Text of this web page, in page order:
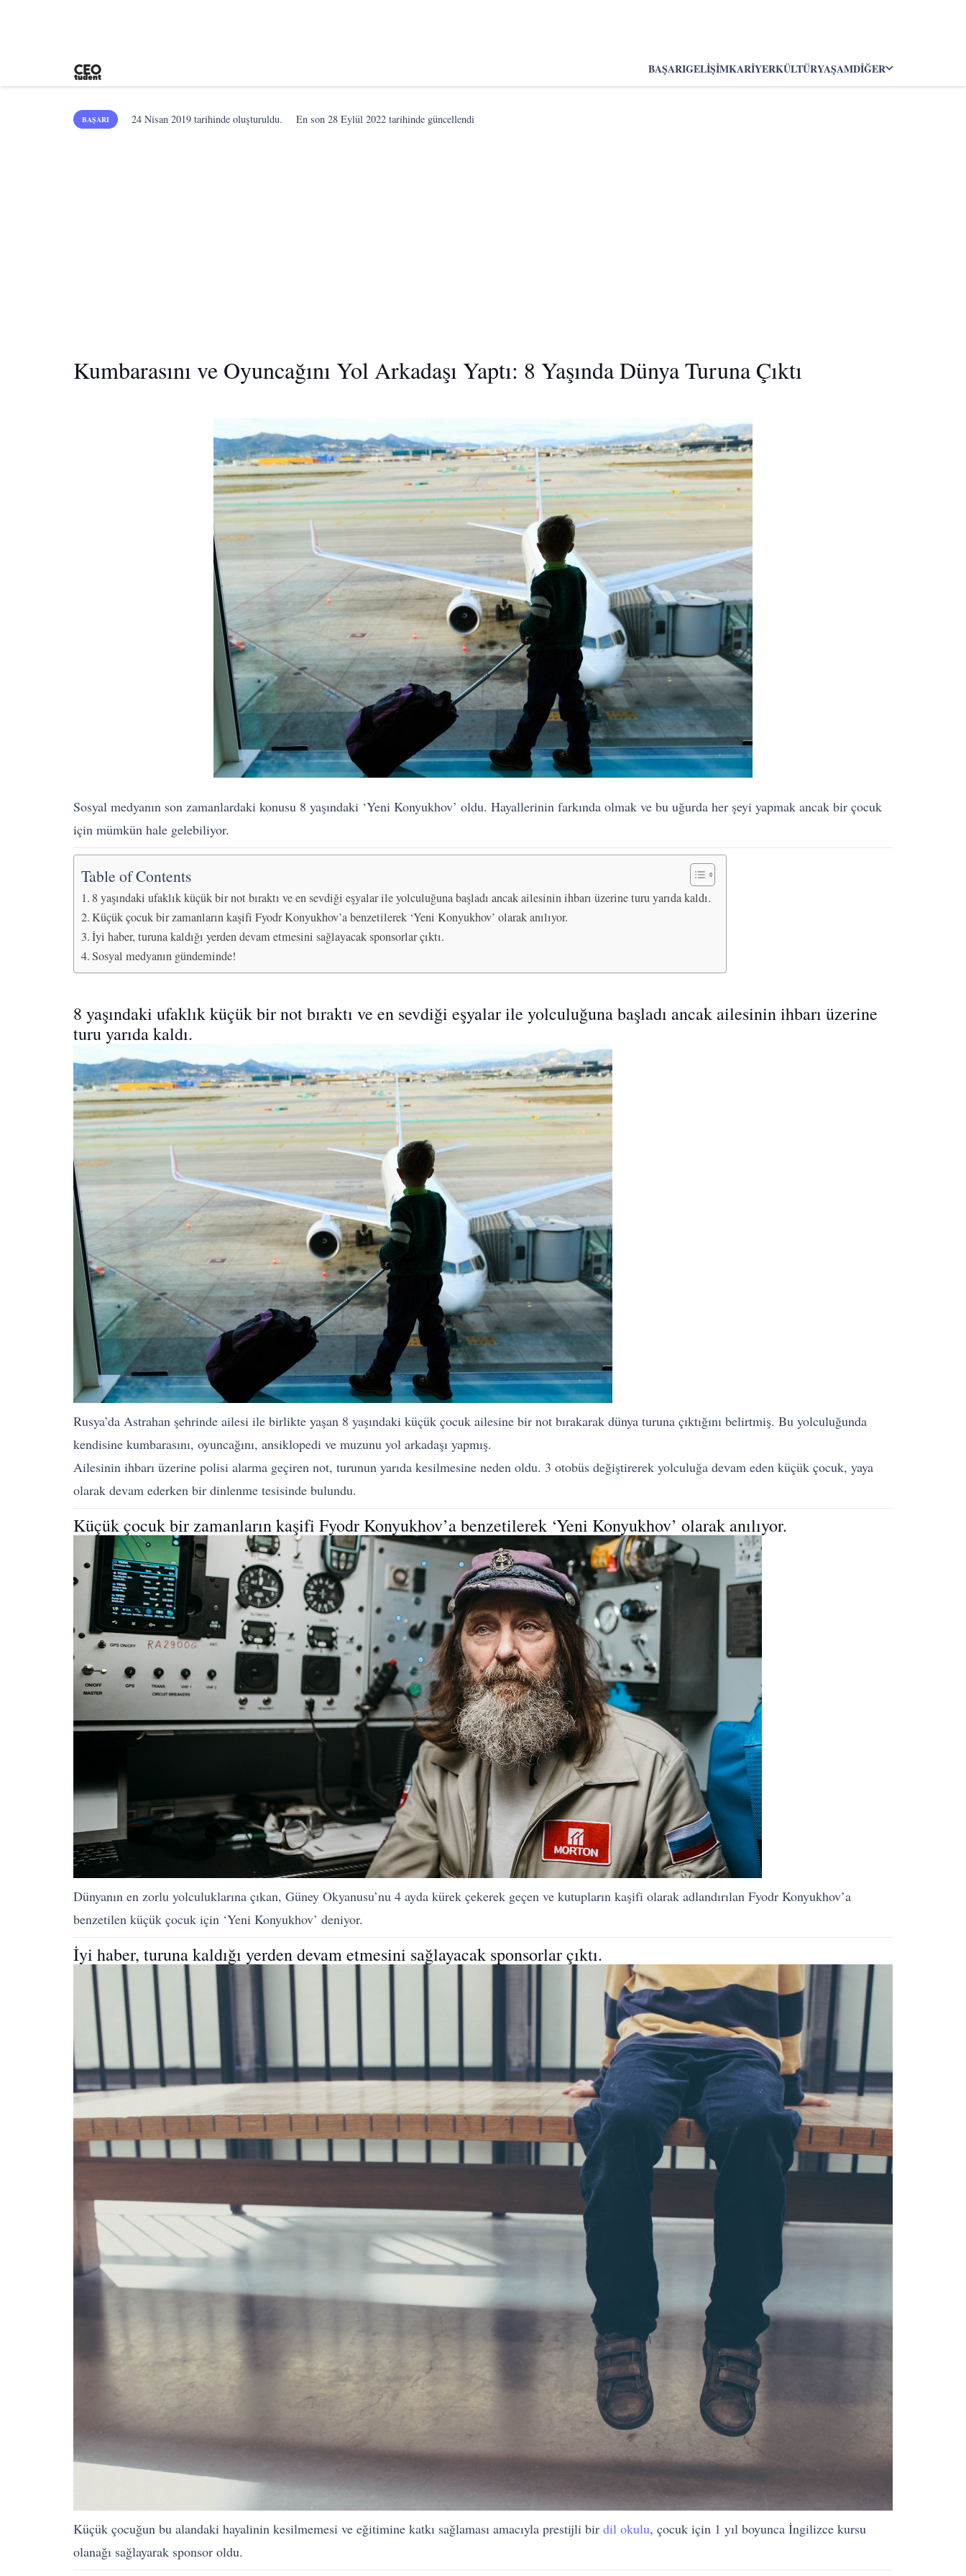
BAŞARIGELIŞIMKARIYERKÜLTÜRYAŞAMDIĞER
BAŞARI 24 Nisan 2019 tarihinde oluşturuldu. En son28 Eylül 2022 tarihinde güncellendi
Kumbarasını ve Oyuncağını Yol Arkadaşı Yaptı: 8 Yaşında Dünya Turuna Çıktı
Sosyal medyanın son zamanlardaki konusu 8 yaşındaki ‘Yeni Konyukhov’ oldu. Hayallerinin farkında olmak ve bu uğurda her şeyi yapmak ancak bir çocuk
için mümkün hale gelebiliyor.
Table of Contents
8 yaşındaki ufaklık küçük bir not bıraktı ve en sevdiği eşyalar ile yolculuğuna başladı ancak ailesinin ihbarı üzerine turu yarıda kaldı.
Küçük çocuk bir zamanların kaşifi Fyodr Konyukhov’a benzetilerek ‘Yeni Konyukhov’ olarak anılıyor.
İyi haber, turuna kaldığı yerden devam etmesini sağlayacak sponsorlar çıktı.
Sosyal medyanın gündeminde!
8 yaşındaki ufaklık küçük bir not bıraktı ve en sevdiği eşyalar ile yolculuğuna başladı ancak ailesinin ihbarı üzerine
turu yarıda kaldı.
Rusya’da Astrahan şehrinde ailesi ile birlikte yaşan 8 yaşındaki küçük çocuk ailesine bir not bırakarak dünya turuna çıktığını belirtmiş. Bu yolculuğunda
kendisine kumbarasını, oyuncağını, ansiklopedi ve muzunu yol arkadaşı yapmış.
Ailesinin ihbarı üzerine polisi alarma geçiren not, turunun yarıda kesilmesine neden oldu. 3 otobüs değiştirerek yolculuğa devam eden küçük çocuk, yaya
olarak devam ederken bir dinlenme tesisinde bulundu.
Küçük çocuk bir zamanların kaşifi Fyodr Konyukhov’a benzetilerek ‘Yeni Konyukhov’ olarak anılıyor.
Dünyanın en zorlu yolculuklarına çıkan, Güney Okyanusu’nu 4 ayda kürek çekerek geçen ve kutupların kaşifi olarak adlandırılan Fyodr Konyukhov’a
benzetilen küçük çocuk için ‘Yeni Konyukhov’ deniyor.
İyi haber, turuna kaldığı yerden devam etmesini sağlayacak sponsorlar çıktı.
Küçük çocuğun bu alandaki hayalinin kesilmemesi ve eğitimine katkı sağlaması amacıyla prestijli bir dil okulu, çocuk için 1 yıl boyunca İngilizce kursu
olanağı sağlayarak sponsor oldu.